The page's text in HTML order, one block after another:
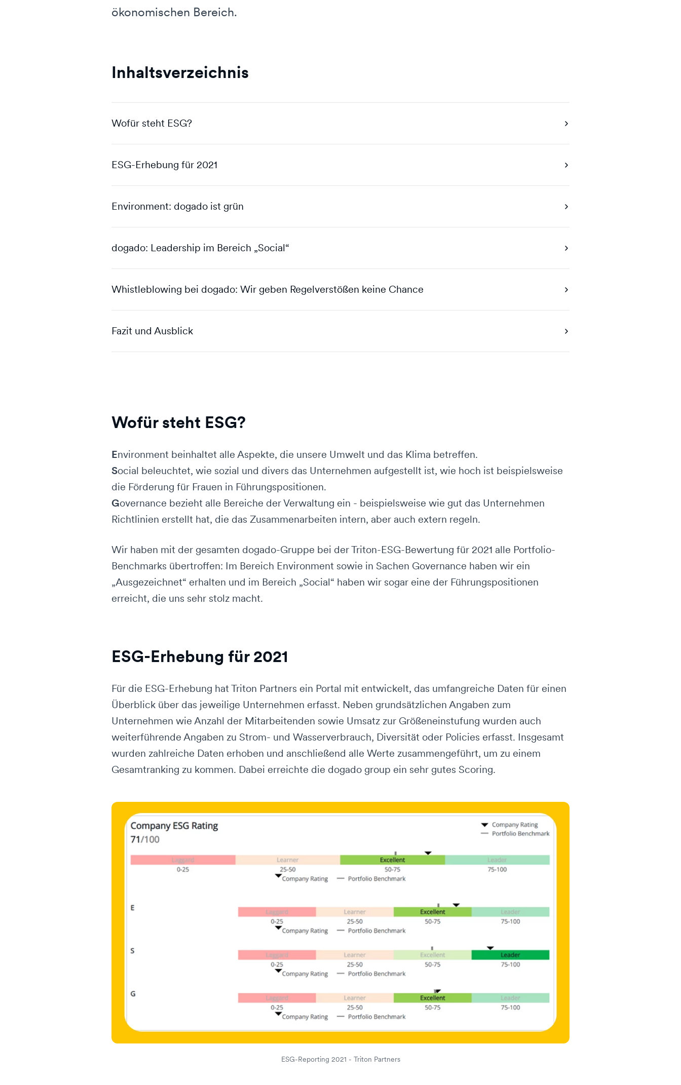
ökonomischen Bereich.
Inhaltsverzeichnis
Wofür steht ESG?
ESG-Erhebung für 2021
Environment: dogado ist grün
dogado: Leadership im Bereich „Social“
Whistleblowing bei dogado: Wir geben Regelverstößen keine Chance
Fazit und Ausblick
Wofür steht ESG?
Environment beinhaltet alle Aspekte, die unsere Umwelt und das Klima betreffen.
Social beleuchtet, wie sozial und divers das Unternehmen aufgestellt ist, wie hoch ist beispielsweise
die Förderung für Frauen in Führungspositionen.
Governance bezieht alle Bereiche der Verwaltung ein - beispielsweise wie gut das Unternehmen
Richtlinien erstellt hat, die das Zusammenarbeiten intern, aber auch extern regeln.
Wir haben mit der gesamten dogado-Gruppe bei der Triton-ESG-Bewertung für 2021 alle Portfolio-
Benchmarks übertroffen: Im Bereich Environment sowie in Sachen Governance haben wir ein
„Ausgezeichnet“ erhalten und im Bereich „Social“ haben wir sogar eine der Führungspositionen
erreicht, die uns sehr stolz macht.
ESG-Erhebung für 2021
Für die ESG-Erhebung hat Triton Partners ein Portal mit entwickelt, das umfangreiche Daten für einen
Überblick über das jeweilige Unternehmen erfasst. Neben grundsätzlichen Angaben zum
Unternehmen wie Anzahl der Mitarbeitenden sowie Umsatz zur Größeneinstufung wurden auch
weiterführende Angaben zu Strom- und Wasserverbrauch, Diversität oder Policies erfasst. Insgesamt
wurden zahlreiche Daten erhoben und anschließend alle Werte zusammengeführt, um zu einem
Gesamtranking zu kommen. Dabei erreichte die dogado group ein sehr gutes Scoring.
ESG-Reporting 2021 - Triton Partners